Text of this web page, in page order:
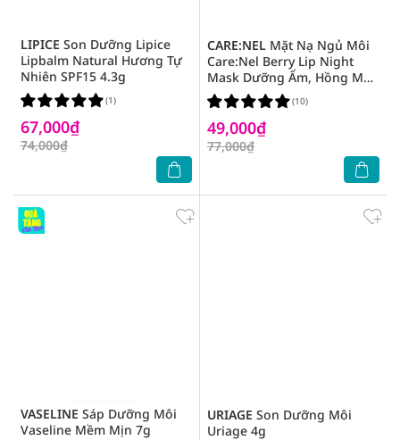
LIPICE Son Dưỡng Lipice
Lipbalm Natural Hương Tự
Nhiên SPF15 4.3g
67,000₫
74,000₫
(1)
CARE:NEL Mặt Nạ Ngủ Môi
Care:Nel Berry Lip Night
Mask Dưỡng Ẩm, Hồng Môi
Hương Dâu 5g
49,000₫
77,000₫
(10)
VASELINE Sáp Dưỡng Môi
Vaseline Mềm Mịn 7g
URIAGE Son Dưỡng Môi
Uriage 4g